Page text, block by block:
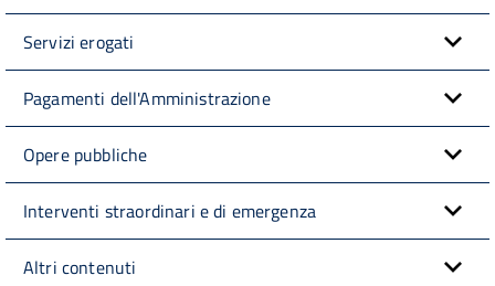
Servizi erogati
Pagamenti dell'Amministrazione
Opere pubbliche
Interventi straordinari e di emergenza
Altri contenuti